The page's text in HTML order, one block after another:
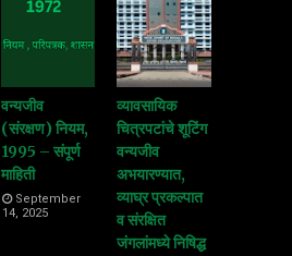
वन्यजीव
(संरक्षण) नियम,
1995 – संपूर्ण
माहिती
September
14, 2025
व्यावसायिक
चित्रपटांचे शूटिंग
वन्यजीव
अभयारण्यात,
व्याघ्र प्रकल्पात
व संरक्षित
जंगलांमध्ये निषिद्ध